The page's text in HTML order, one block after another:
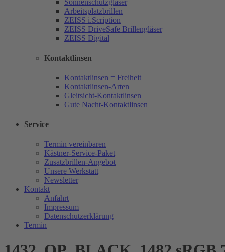
Sonnenschutzgläser
Arbeitsplatzbrillen
ZEISS i.Scription
ZEISS DriveSafe Brillengläser
ZEISS Digital
Kontaktlinsen
Kontaktlinsen = Freiheit
Kontaktlinsen-Arten
Gleitsicht-Kontaktlinsen
Gute Nacht-Kontaktlinsen
Service
Termin vereinbaren
Kästner-Service-Paket
Zusatzbrillen-Angebot
Unsere Werkstatt
Newsletter
Kontakt
Anfahrt
Impressum
Datenschutzerklärung
Termin